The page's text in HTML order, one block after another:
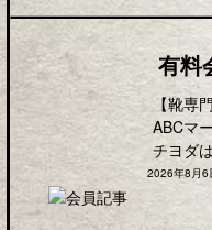
有料
【靴専
ABCマ
チヨダ
2026年8月6